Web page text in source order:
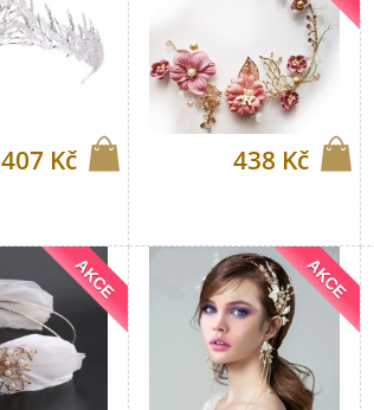
407 Kč 438 Kč
AKCE AKCE